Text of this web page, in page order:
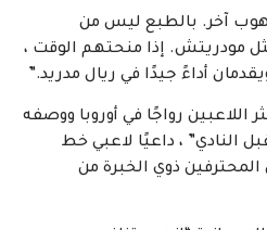
آخر. بالطبع ليس من
إذا منحتهم الوقت ،
أداءً جيدًا في ريال مدريد.”
اللاعبين رواجًا في أوروبا ووصفه
النادي” ، داعيًا لاعبي خط
ذوي الخبرة من